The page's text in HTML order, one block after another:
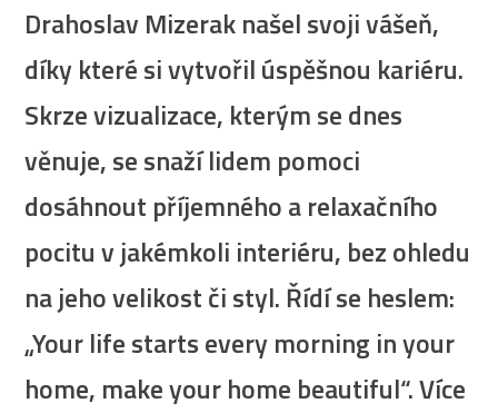
Drahoslav Mizerak našel svoji vášeň,
díky které si vytvořil úspěšnou kariéru.
Skrze vizualizace, kterým se dnes
věnuje, se snaží lidem pomoci
dosáhnout příjemného a relaxačního
pocitu v jakémkoli interiéru, bez ohledu
na jeho velikost či styl. Řídí se heslem:
„Your life starts every morning in your
home, make your home beautiful“. Více